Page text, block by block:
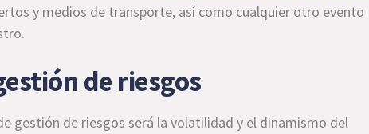
y medios de transporte, así como cualquier otro evento
de riesgos
gestión de riesgos será la volatilidad y el dinamismo del